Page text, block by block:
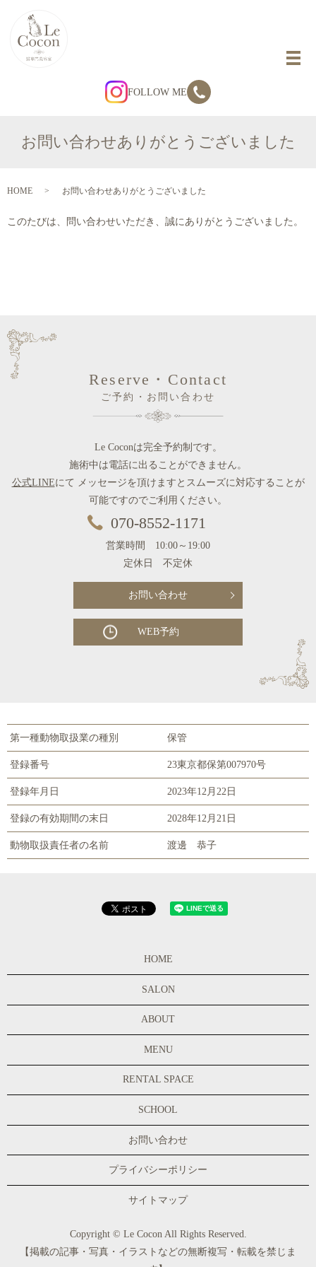
FOLLOW ME
お問い合わせありがとうございました
HOME お問い合わせありがとうございました
このたびは、問い合わせいただき、誠にありがとうございました。
Reserve・Contact
ご予約・お問い合わせ
Le Coconは完全予約制です。
施術中は電話に出ることができません。
公式LINEにて メッセージを頂けますとスムーズに対応することが
可能ですのでご利用ください。
070-8552-1171
営業時間 10:00～19:00
定休日 不定休
お問い合わせ
WEB予約
第一種動物取扱業の種別 保管
登録番号 23東京都保第007970号
登録年月日 2023年12月22日
登録の有効期間の末日 2028年12月21日
動物取扱責任者の名前 渡邊 恭子
HOME
SALON
ABOUT
MENU
RENTAL SPACE
SCHOOL
お問い合わせ
プライバシーポリシー
サイトマップ
Copyright © Le Cocon All Rights Reserved.
【掲載の記事・写真・イラストなどの無断複写・転載を禁じま